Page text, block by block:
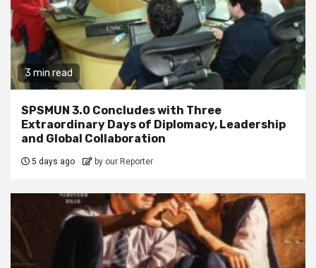
3 min read
SPSMUN 3.0 Concludes with Three
Extraordinary Days of Diplomacy, Leadership
and Global Collaboration
5 days ago by our Reporter